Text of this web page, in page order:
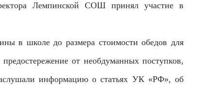
Лемпинской СОШ принял участие в
в школе до размера стоимости обедов для
от необдуманных поступков,
информацию о статьях УК «РФ», об